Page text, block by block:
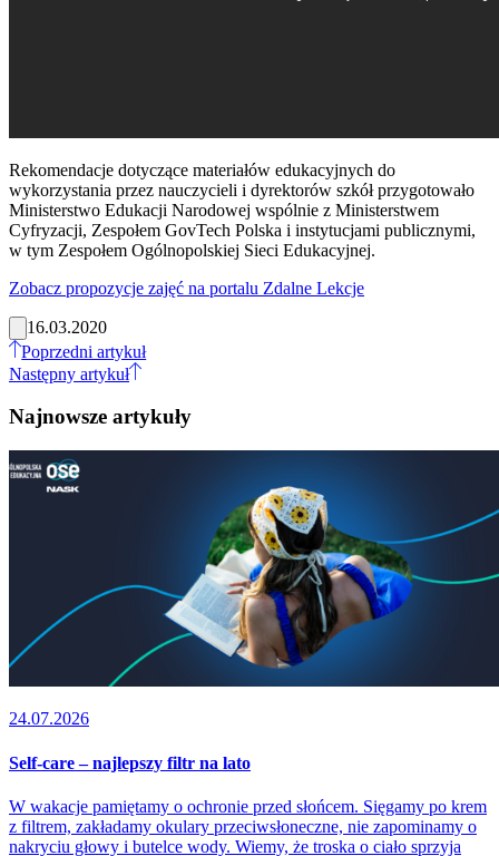
Rekomendacje dotyczące materiałów edukacyjnych do
wykorzystania przez nauczycieli i dyrektorów szkół przygotowało
Ministerstwo Edukacji Narodowej wspólnie z Ministerstwem
Cyfryzacji, Zespołem GovTech Polska i instytucjami publicznymi,
w tym Zespołem Ogólnopolskiej Sieci Edukacyjnej.
Zobacz propozycje zajęć na portalu Zdalne Lekcje
16.03.2020
Poprzedni artykuł
Następny artykuł
Najnowsze artykuły
24.07.2026
Self-care – najlepszy filtr na lato
W wakacje pamiętamy o ochronie przed słońcem. Sięgamy po krem
z filtrem, zakładamy okulary przeciwsłoneczne, nie zapominamy o
nakryciu głowy i butelce wody. Wiemy, że troska o ciało sprzyja